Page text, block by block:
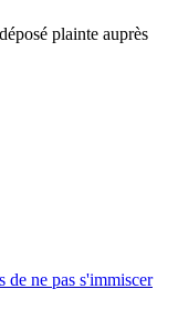
plainte auprès
ne pas s'immiscer